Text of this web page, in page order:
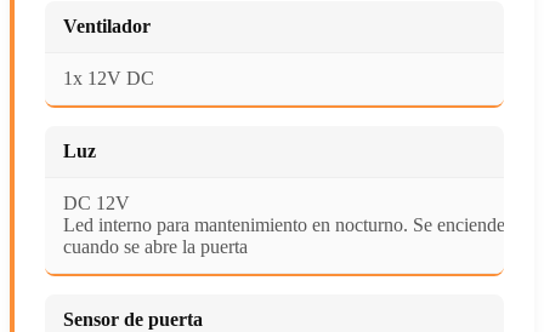
Ventilador
1x 12V DC
Luz
DC 12V
Led interno para mantenimiento en nocturno. Se enciende
cuando se abre la puerta
Sensor de puerta